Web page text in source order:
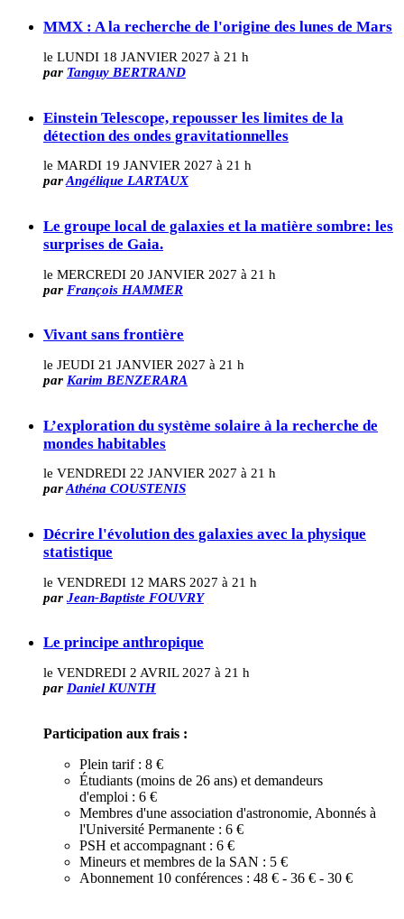
MMX : A la recherche de l'origine des lunes de Mars
le LUNDI 18 JANVIER 2027 à 21 h
par Tanguy BERTRAND
Einstein Telescope, repousser les limites de la
détection des ondes gravitationnelles
le MARDI 19 JANVIER 2027 à 21 h
parAngélique LARTAUX
Le groupe local de galaxies et la matière sombre: les
surprises de Gaia.
le MERCREDI 20 JANVIER 2027 à 21 h
par François HAMMER
Vivant sans frontière
le JEUDI 21 JANVIER 2027 à 21 h
par Karim BENZERARA
L’exploration du système solaire à la recherche de
mondes habitables
le VENDREDI 22 JANVIER 2027 à 21 h
parAthéna COUSTENIS
Décrire l'évolution des galaxies avec la physique
statistique
le VENDREDI 12 MARS 2027 à 21 h
par Jean-Baptiste FOUVRY
Le principe anthropique
le VENDREDI 2 AVRIL 2027 à 21 h
par Daniel KUNTH
Participation aux frais :
Plein tarif : 8 €
Étudiants (moins de 26 ans) et demandeurs
d'emploi : 6 €
Membres d'une association d'astronomie, Abonnés à
l'Université Permanente : 6 €
PSH et accompagnant : 6 €
Mineurs et membres de la SAN : 5 €
Abonnement 10 conférences : 48 € - 36 € - 30 €